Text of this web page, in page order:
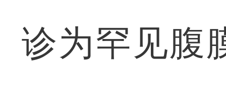
诊为罕见腹